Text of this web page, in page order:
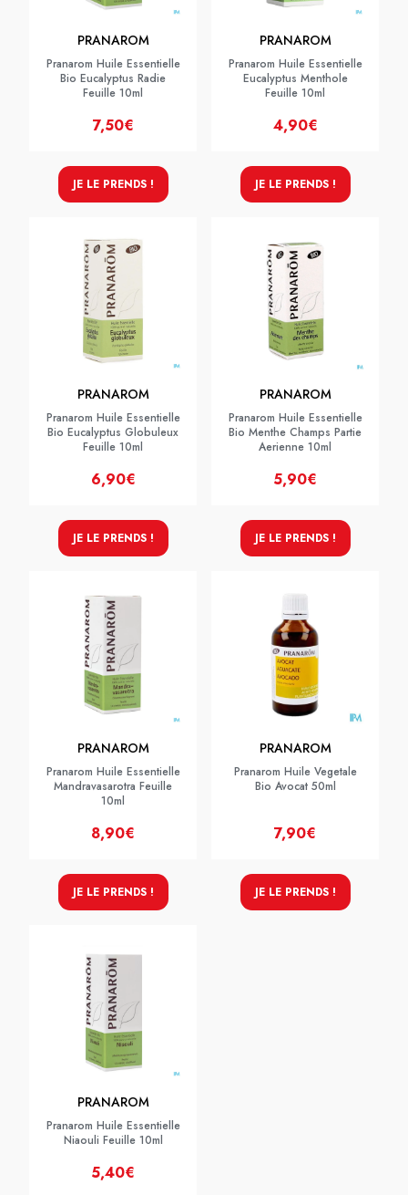
PRANAROM
Pranarom Huile Essentielle
Bio Eucalyptus Radie
Feuille 10ml
7,50€
JE LE PRENDS !
PRANAROM
Pranarom Huile Essentielle
Eucalyptus Menthole
Feuille 10ml
4,90€
JE LE PRENDS !
PRANAROM
Pranarom Huile Essentielle
Bio Eucalyptus Globuleux
Feuille 10ml
6,90€
JE LE PRENDS !
PRANAROM
Pranarom Huile Essentielle
Bio Menthe Champs Partie
Aerienne 10ml
5,90€
JE LE PRENDS !
PRANAROM
Pranarom Huile Essentielle
Mandravasarotra Feuille
10ml
8,90€
JE LE PRENDS !
PRANAROM
Pranarom Huile Vegetale
Bio Avocat 50ml
7,90€
JE LE PRENDS !
PRANAROM
Pranarom Huile Essentielle
Niaouli Feuille 10ml
5,40€